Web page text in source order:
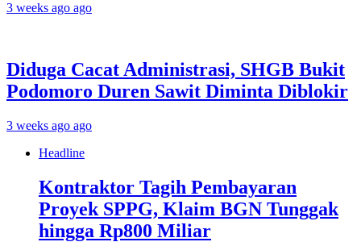
3 weeks ago ago
Diduga Cacat Administrasi, SHGB Bukit
Podomoro Duren Sawit Diminta Diblokir
3 weeks ago ago
Headline
Kontraktor Tagih Pembayaran
Proyek SPPG, Klaim BGN Tunggak
hingga Rp800 Miliar